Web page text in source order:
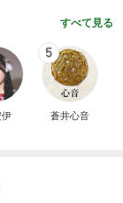
すべて見る
伊
5
蒼井心音